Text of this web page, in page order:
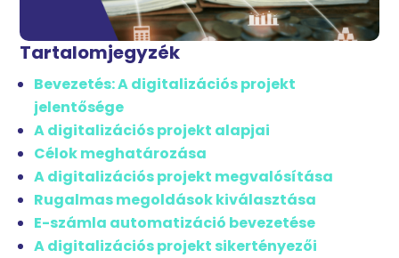
Tartalomjegyzék
Bevezetés: A digitalizációs projekt
jelentősége
A digitalizációs projekt alapjai
Célok meghatározása
A digitalizációs projekt megvalósítása
Rugalmas megoldások kiválasztása
E-számla automatizáció bevezetése
A digitalizációs projekt sikertényezői